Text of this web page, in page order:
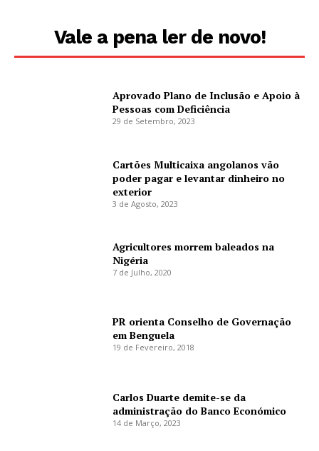
Vale a pena ler de novo!
Aprovado Plano de Inclusão e Apoio à
Pessoas com Deficiência
29 de Setembro, 2023
Cartões Multicaixa angolanos vão
poder pagar e levantar dinheiro no
exterior
3 de Agosto, 2023
Agricultores morrem baleados na
Nigéria
7 de Julho, 2020
PR orienta Conselho de Governação
em Benguela
19 de Fevereiro, 2018
Carlos Duarte demite-se da
administração do Banco Económico
14 de Março, 2023